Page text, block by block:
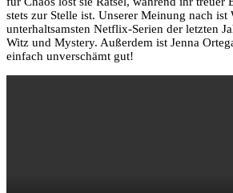
stets zur Stelle ist. Unserer Meinung nach ist
unterhaltsamsten Netflix-Serien der letzten
Witz und Mystery. Außerdem ist Jenna
einfach unverschämt gut!